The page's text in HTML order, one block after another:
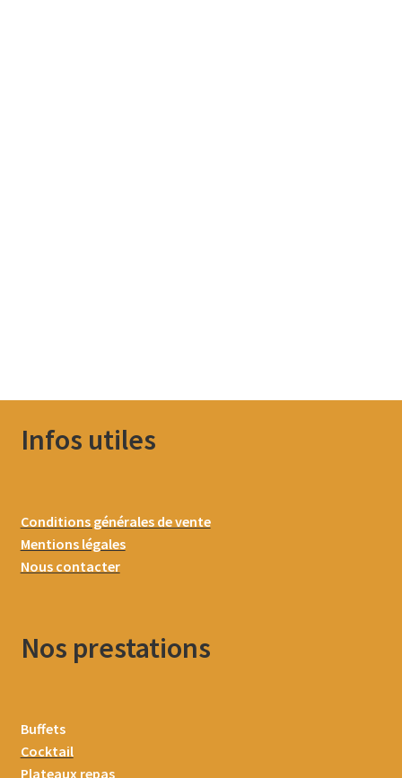
Infos utiles
Conditions générales de vente
Mentions légales
Nous contacter
Nos prestations
Buffets
Cocktail
Plateaux repas